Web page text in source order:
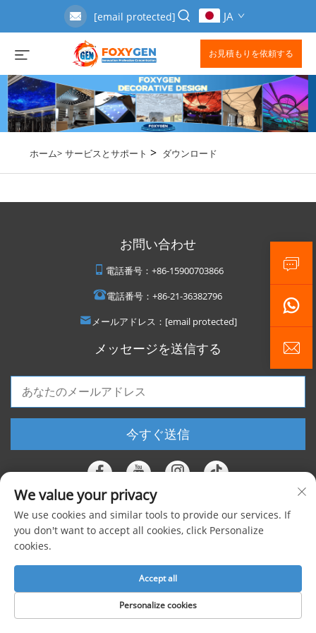
[email protected] JA
お見積もりを依頼する
ホーム> サービスとサポート > ダウンロード
お問い合わせ
電話番号： +86-15900703866
電話番号： +86-21-36382796
メールアドレス： [email protected]
メッセージを送信する
今すぐ送信
著作権 © 2025 上海フォージェン工業株式会社 すべての権利を保有 |
We value your privacy
We use cookies and similar tools to provide our services. If
you don't want to accept all cookies, click Personalize
cookies.
Personalize cookies
Accept all